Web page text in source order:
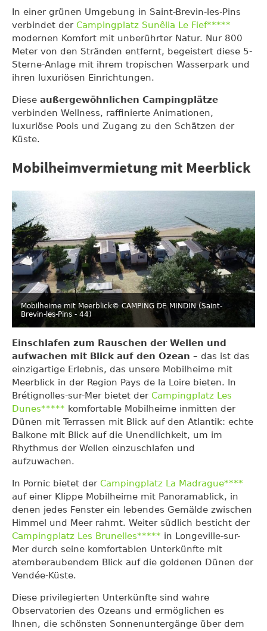
In einer grünen Umgebung in Saint-Brevin-les-Pins
verbindet der Campingplatz Sunêlia Le Fief*****
modernen Komfort mit unberührter Natur. Nur 800
Meter von den Stränden entfernt, begeistert diese 5-
Sterne-Anlage mit ihrem tropischen Wasserpark und
ihren luxuriösen Einrichtungen.
Diese außergewöhnlichen Campingplätze
verbinden Wellness, raffinierte Animationen,
luxuriöse Pools und Zugang zu den Schätzen der
Küste.
Mobilheimvermietung mit Meerblick
Mobilheime mit Meerblick© CAMPING DE MINDIN (Saint-
Brevin-les-Pins - 44)
Einschlafen zum Rauschen der Wellen und
aufwachen mit Blick auf den Ozean – das ist das
einzigartige Erlebnis, das unsere Mobilheime mit
Meerblick in der Region Pays de la Loire bieten. In
Brétignolles-sur-Mer bietet der Campingplatz Les
Dunes***** komfortable Mobilheime inmitten der
Dünen mit Terrassen mit Blick auf den Atlantik: echte
Balkone mit Blick auf die Unendlichkeit, um im
Rhythmus der Wellen einzuschlafen und
aufzuwachen.
In Pornic bietet der Campingplatz La Madrague****
auf einer Klippe Mobilheime mit Panoramablick, in
denen jedes Fenster ein lebendes Gemälde zwischen
Himmel und Meer rahmt. Weiter südlich besticht der
Campingplatz Les Brunelles***** in Longeville-sur-
Mer durch seine komfortablen Unterkünfte mit
atemberaubendem Blick auf die goldenen Dünen der
Vendée-Küste.
Diese privilegierten Unterkünfte sind wahre
Observatorien des Ozeans und ermöglichen es
Ihnen, die schönsten Sonnenuntergänge über dem